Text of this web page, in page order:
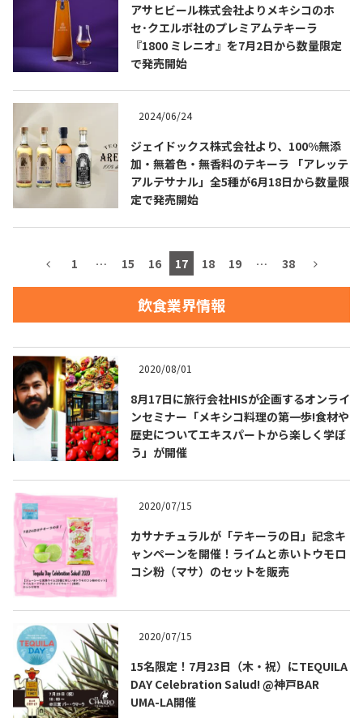
お問合せ プライバシーポリシー サイトマップ
COPYRIGHT © JUAST All rights reserved.
アサヒビール株式会社よりメキシコのホ
セ･クエルボ社のプレミアムテキーラ
『1800 ミレニオ』を7月2日から数量限定
で発売開始
2024/06/24
ジェイドックス株式会社より、100%無添
加・無着色・無香料のテキーラ 「アレッテ
アルテサナル」全5種が6月18日から数量限
定で発売開始
1 … 15 16 17 18 19 … 38
飲食業界情報
2020/08/01
8月17日に旅行会社HISが企画するオンライ
ンセミナー「メキシコ料理の第一歩!食材や
歴史についてエキスパートから楽しく学ぼ
う」が開催
2020/07/15
カサナチュラルが「テキーラの日」記念キ
ャンペーンを開催！ライムと赤いトウモロ
コシ粉（マサ）のセットを販売
2020/07/15
15名限定！7月23日（木・祝）にTEQUILA
DAY Celebration Salud! @神戸BAR
UMA-LA開催